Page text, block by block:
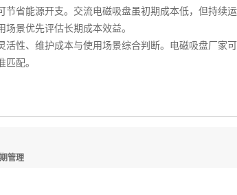
省能源开支。交流电磁吸盘虽初期成本低，但持续
景优先评估长期成本效益。
性、维护成本与使用场景综合判断。电磁吸盘厂家
配。
管理